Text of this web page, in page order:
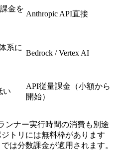
金を
Anthropic API直接
系に
Bedrock / Vertex AI
い
API従量課金（小額から
開始）
ンナー実行時間の消費も別途
トリには無料枠があります
は分数課金が適用されます。